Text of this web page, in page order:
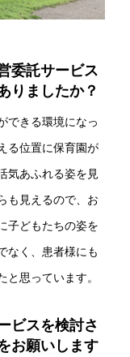
委託サービス
りましたか？
できる環境になっ
る位置に保育園が
気あふれる姿を見
も見えるので、お
子どもたちの姿を
なく、患者様にも
思っています。
ビスを検討さ
お願いします